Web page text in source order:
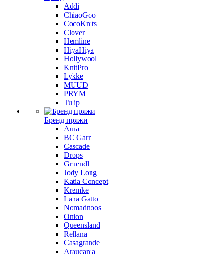
Addi
ChiaoGoo
CocoKnits
Clover
Hemline
HiyaHiya
Hollywool
KnitPro
Lykke
MUUD
PRYM
Tulip
Бренд пряжи
Aura
BC Garn
Cascade
Drops
Gruendl
Jody Long
Katia Concept
Kremke
Lana Gatto
Nomadnoos
Onion
Queensland
Rellana
Casagrande
Araucania